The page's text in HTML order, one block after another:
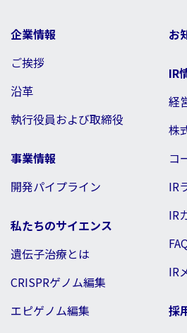
企業情報
ご挨拶
沿革
執行役員および取締役
事業情報
開発パイプライン
私たちのサイエンス
遺伝子治療とは
CRISPRゲノム編集
エピゲノム編集
お
IR
経
株
コ
IR
IR
IR
採